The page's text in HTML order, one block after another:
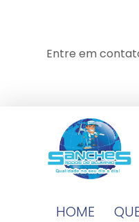
Entre em
HOME